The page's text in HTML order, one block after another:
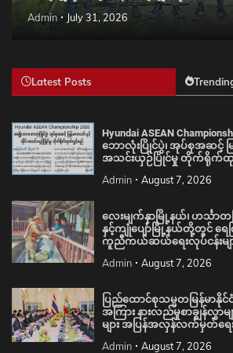
Admin July 31, 2026
Latest Posts
Hyundai ASEAN
ဘောလုံးပြိုင်ပွဲ၊ အုပ်စုအဆင့် မ
အသင်းယှဉ်ပြိုင်မှု တိုက်ရိုက်
Admin August 7, 2026
လေးမျက်နှာမြို့နယ်၊ ဟင်္သာ
နှင့်ကျုံပျော်မြို့နယ်တို့တွင် ရေက
ကူညီကယ်ဆယ်ရေးလုပ်ငန်းမ
Admin August 7, 2026
ပြည်ထောင်စုသမ္မတမြန်မာနို
အကြား နားလည်မှုစာချွန်လွှာ
များ အပြန်အလှန်လက်မှတ်ရ
Admin August 7, 2026